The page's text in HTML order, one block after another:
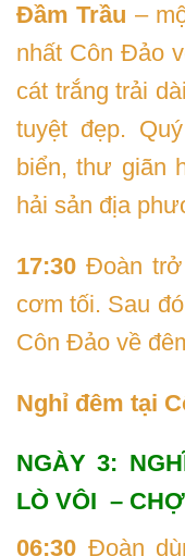
Đầm Trầu –
nhất Côn Đảo
cát trắng trải
tuyệt đẹp.
biển, thư giãn
hải sản địa
17:30 Đoàn
cơm tối. Sau
Côn Đảo về
Nghỉ đêm tại
NGÀY 3:
LÒ VÔI –
06:30 Đoàn